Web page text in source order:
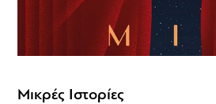
Μικρές Ιστορίες